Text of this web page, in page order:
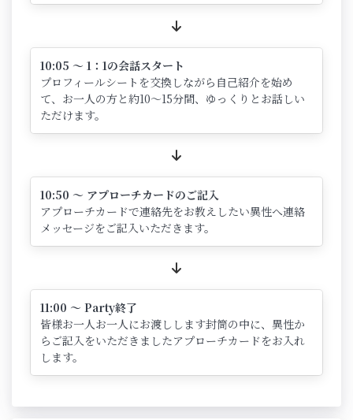
10:05 ～ 1：1の会話スタート
プロフィールシートを交換しながら自己紹介を始め
て、お一人の方と約10～15分間、ゆっくりとお話しい
ただけます。
10:50 ～ アプローチカードのご記入
アプローチカードで連絡先をお教えしたい異性へ連絡
メッセージをご記入いただきます。
11:00 ～ Party終了
皆様お一人お一人にお渡しします封筒の中に、異性か
らご記入をいただきましたアプローチカードをお入れ
します。